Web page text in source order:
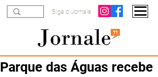
Siga o Jornale
Parque das Águas recebe